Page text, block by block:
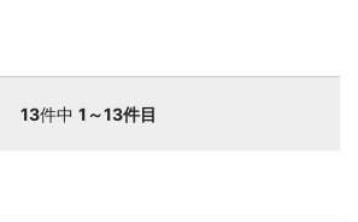
13件中 1～13件目